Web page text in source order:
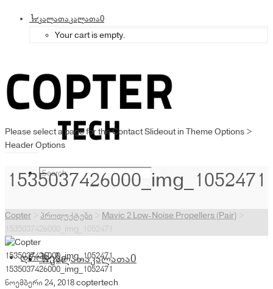
კალათაკალათა0
Your cart is empty.
კალათაკალათა0
დრონები
Please select a page for the Contact Slideout in Theme Options >
Header Options
1535037426000_img_1052471
Copter პროდუქტები Mavic 2 Low-Noise Propellers (Pair)
1535037426000_img_1052471
1535037426000_img_1052471
1535037426000_img_1052471
ნოემბერი 24, 2018coptertech